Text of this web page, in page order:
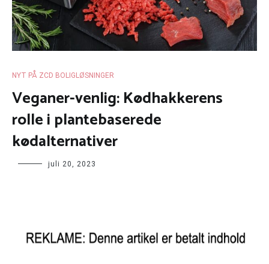
NYT PÅ ZCD BOLIGLØSNINGER
Veganer-venlig: Kødhakkerens
rolle i plantebaserede
kødalternativer
juli 20, 2023